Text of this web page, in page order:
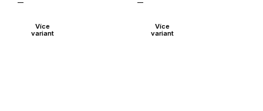
Více
variant
Více
variant